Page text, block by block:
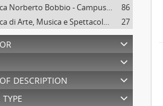
Biblioteca Norberto Bobbio - Campus "Luigi Einaudi", Università degli Studi di Torino
86
Biblioteca di Arte, Musica e Spettacolo. Università degli Studi di Torino
27
description
type